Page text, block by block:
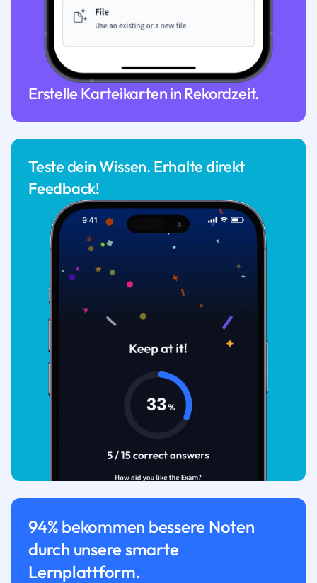
Erstelle Karteikarten in Rekordzeit.
Teste dein Wissen. Erhalte direkt
Feedback!
94% bekommen bessere Noten
durch unsere smarte
Lernplattform.